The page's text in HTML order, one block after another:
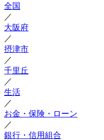
全国
／
大阪府
／
摂津市
／
千里丘
／
生活
／
お金・保険・ローン
／
銀行・信用組合